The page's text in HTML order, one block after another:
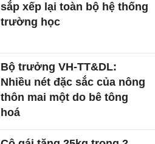
sắp xếp lại toàn bộ hệ thống
trường học
Bộ trưởng VH-TT&DL:
Nhiều nét đặc sắc của nông
thôn mai một do bê tông
hoá